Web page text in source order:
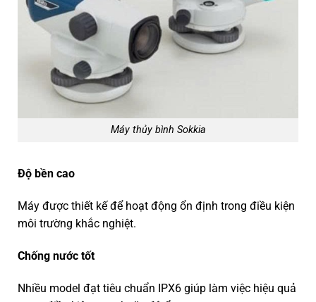
Máy thủy bình Sokkia
Độ bền cao
Máy được thiết kế để hoạt động ổn định trong điều kiện
môi trường khắc nghiệt.
Chống nước tốt
Nhiều model đạt tiêu chuẩn IPX6 giúp làm việc hiệu quả